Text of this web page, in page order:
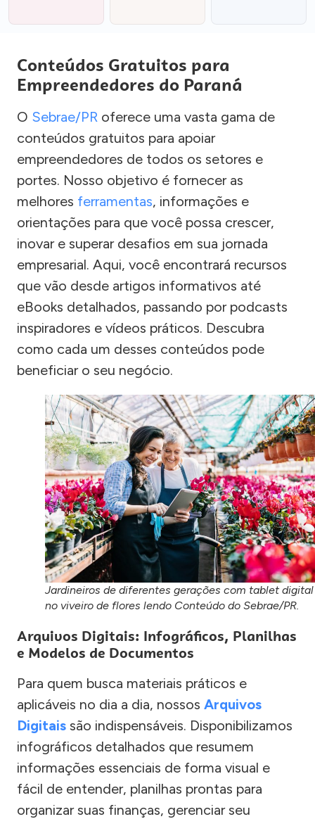
Conteúdos Gratuitos para
Empreendedores do Paraná
O Sebrae/PR oferece uma vasta gama de
conteúdos gratuitos para apoiar
empreendedores de todos os setores e
portes. Nosso objetivo é fornecer as
melhores ferramentas, informações e
orientações para que você possa crescer,
inovar e superar desafios em sua jornada
empresarial. Aqui, você encontrará recursos
que vão desde artigos informativos até
eBooks detalhados, passando por podcasts
inspiradores e vídeos práticos. Descubra
como cada um desses conteúdos pode
beneficiar o seu negócio.
Jardineiros de diferentes gerações com tablet digital
no viveiro de flores lendo Conteúdo do Sebrae/PR.
Arquivos Digitais: Infográficos, Planilhas
e Modelos de Documentos
Para quem busca materiais práticos e
aplicáveis no dia a dia, nossos Arquivos
Digitais são indispensáveis. Disponibilizamos
infográficos detalhados que resumem
informações essenciais de forma visual e
fácil de entender, planilhas prontas para
organizar suas finanças, gerenciar seu